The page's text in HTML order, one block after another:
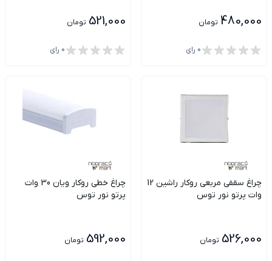
480,000 تومان
0 رای
521,000 تومان
0 رای
چراغ سقفی مربعی روکار راشین 12
وات پرتو نور توس
526,000 تومان
چراغ خطی روکار ویان 30 وات
پرتو نور توس
592,000 تومان